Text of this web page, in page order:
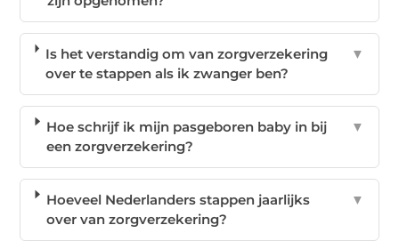
Is het verstandig om van zorgverzekering
over te stappen als ik zwanger ben?
▼
Hoe schrijf ik mijn pasgeboren baby in bij
een zorgverzekering?
▼
Hoeveel Nederlanders stappen jaarlijks
over van zorgverzekering?
▼